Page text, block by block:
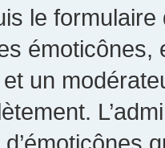
le
un